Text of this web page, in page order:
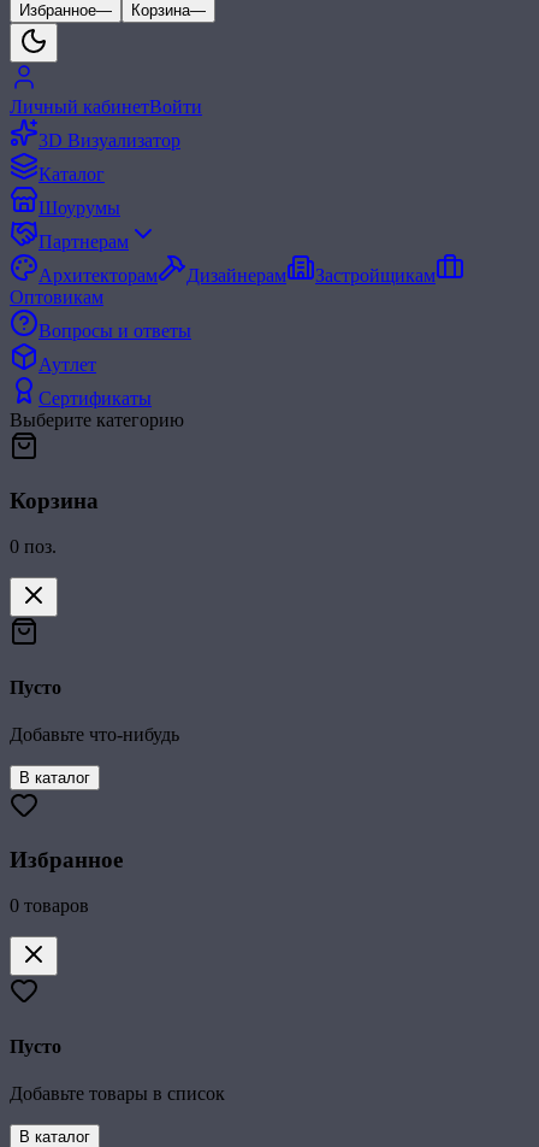
Избранное— Корзина—
Личный кабинетВойти
3D Визуализатор
Каталог
Шоурумы
Партнерам
Архитекторам
Дизайнерам
Застройщикам
Оптовикам
Вопросы и ответы
Аутлет
Сертификаты
Выберите категорию
Корзина
0 поз.
Пусто
Добавьте что-нибудь
В каталог
Избранное
0 товаров
Пусто
Добавьте товары в список
В каталог